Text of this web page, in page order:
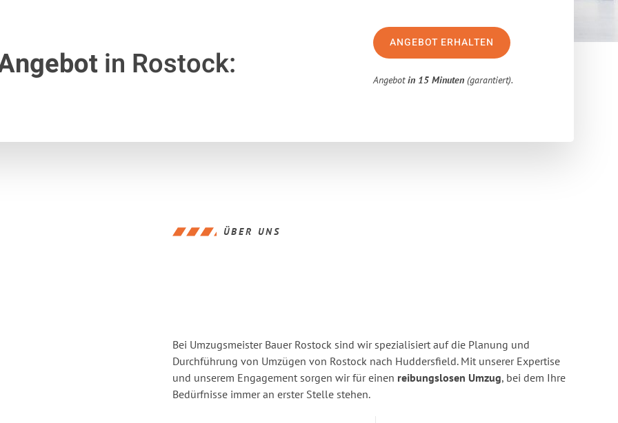
in Rostock:
ANGEBOT ERHALTEN
Angebotin 15 Minuten (garantiert).
ÜBER UNS
Bei Umzugsmeister Bauer Rostock sind wir spezialisiert auf die Planung und
Durchführung von Umzügen von Rostock nach Huddersfield. Mit unserer Expertise
und unserem Engagement sorgen wir für einen reibungslosen Umzug, bei dem Ihre
Bedürfnisse immer an erster Stelle stehen.